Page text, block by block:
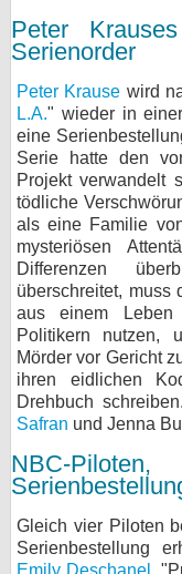
Peter
Serienorder
Peter Krause wird
L.A." wieder in
eine
Serie hatte den
Projekt verwandelt
tödliche
als eine Familie
mysteriösen
Differenzen
überschreitet, muss
aus einem
Politikern nutzen,
Mörder vor Gericht
ihren eidlichen
Drehbuch
Safran und Jenna
NBC-
Gleich vier Piloten
Serienbestellung
Emily Deschanel
,